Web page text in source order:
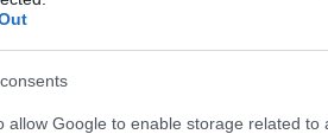
allow Google to enable storage related to